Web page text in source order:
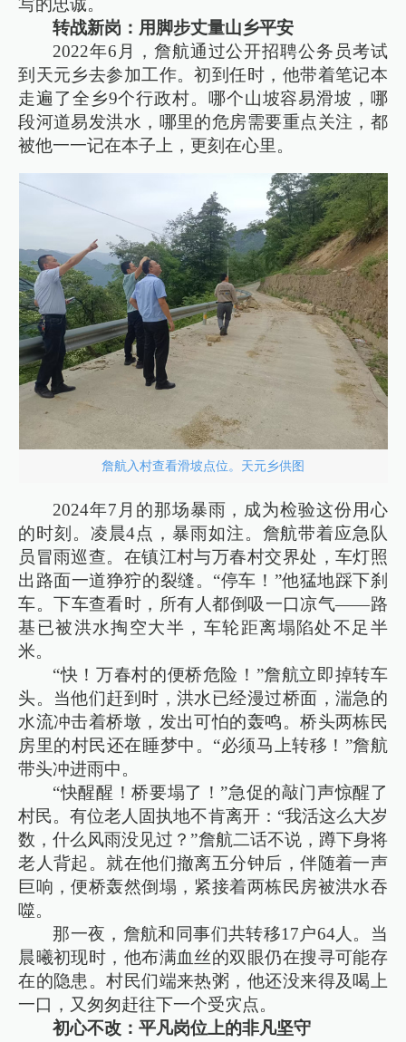
写的忠诚。
转战新岗：用脚步丈量山乡平安
2022年6月，詹航通过公开招聘公务员考试
到天元乡去参加工作。初到任时，他带着笔记本
走遍了全乡9个行政村。哪个山坡容易滑坡，哪
段河道易发洪水，哪里的危房需要重点关注，都
被他一一记在本子上，更刻在心里。
詹航入村查看滑坡点位。天元乡供图
2024年7月的那场暴雨，成为检验这份用心
的时刻。凌晨4点，暴雨如注。詹航带着应急队
员冒雨巡查。在镇江村与万春村交界处，车灯照
出路面一道狰狞的裂缝。“停车！”他猛地踩下刹
车。下车查看时，所有人都倒吸一口凉气——路
基已被洪水掏空大半，车轮距离塌陷处不足半
米。
“快！万春村的便桥危险！”詹航立即掉转车
头。当他们赶到时，洪水已经漫过桥面，湍急的
水流冲击着桥墩，发出可怕的轰鸣。桥头两栋民
房里的村民还在睡梦中。“必须马上转移！”詹航
带头冲进雨中。
“快醒醒！桥要塌了！”急促的敲门声惊醒了
村民。有位老人固执地不肯离开：“我活这么大岁
数，什么风雨没见过？”詹航二话不说，蹲下身将
老人背起。就在他们撤离五分钟后，伴随着一声
巨响，便桥轰然倒塌，紧接着两栋民房被洪水吞
噬。
那一夜，詹航和同事们共转移17户64人。当
晨曦初现时，他布满血丝的双眼仍在搜寻可能存
在的隐患。村民们端来热粥，他还没来得及喝上
一口，又匆匆赶往下一个受灾点。
初心不改：平凡岗位上的非凡坚守